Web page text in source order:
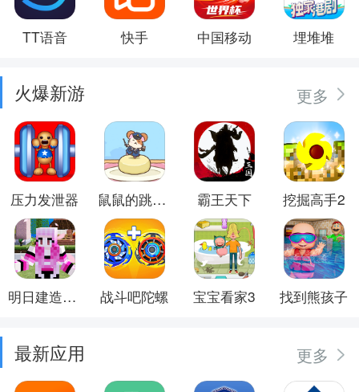
TT语音 快手 中国移动 埋堆堆
火爆新游 更多
压力发泄器 鼠鼠的跳跃冒险 霸王天下 挖掘高手2
明日建造大师 战斗吧陀螺 宝宝看家3 找到熊孩子
最新应用 更多